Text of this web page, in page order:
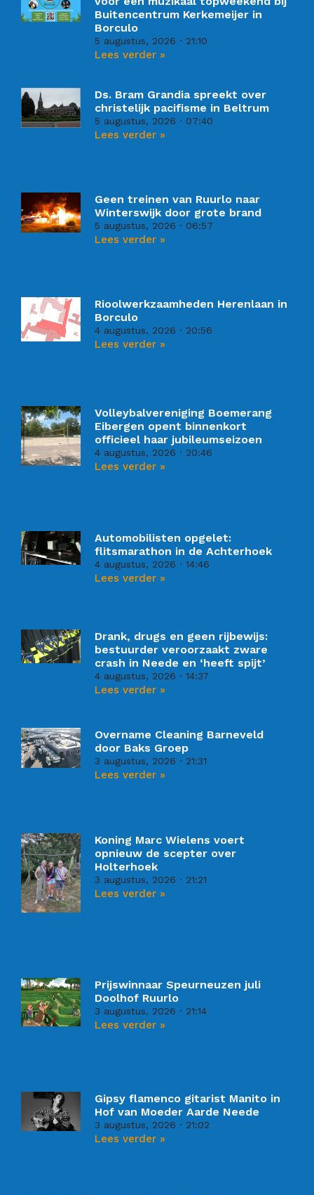
Buitencentrum Kerkemeijer in
Borculo
5 augustus, 2026 21:10
Lees verder »
Ds. Bram Grandia spreekt over
christelijk pacifisme in Beltrum
5 augustus, 2026 07:40
Lees verder »
Geen treinen van Ruurlo naar
Winterswijk door grote brand
5 augustus, 2026 06:57
Lees verder »
Rioolwerkzaamheden Herenlaan in
Borculo
4 augustus, 2026 20:56
Lees verder »
Volleybalvereniging Boemerang
Eibergen opent binnenkort
officieel haar jubileumseizoen
4 augustus, 2026 20:46
Lees verder »
Automobilisten opgelet:
flitsmarathon in de Achterhoek
4 augustus, 2026 14:46
Lees verder »
Drank, drugs en geen rijbewijs:
bestuurder veroorzaakt zware
crash in Neede en ‘heeft spijt’
4 augustus, 2026 14:37
Lees verder »
Overname Cleaning Barneveld
door Baks Groep
3 augustus, 2026 21:31
Lees verder »
Koning Marc Wielens voert
opnieuw de scepter over
Holterhoek
3 augustus, 2026 21:21
Lees verder »
Prijswinnaar Speurneuzen juli
Doolhof Ruurlo
3 augustus, 2026 21:14
Lees verder »
Gipsy flamenco gitarist Manito in
Hof van Moeder Aarde Neede
3 augustus, 2026 21:02
Lees verder »